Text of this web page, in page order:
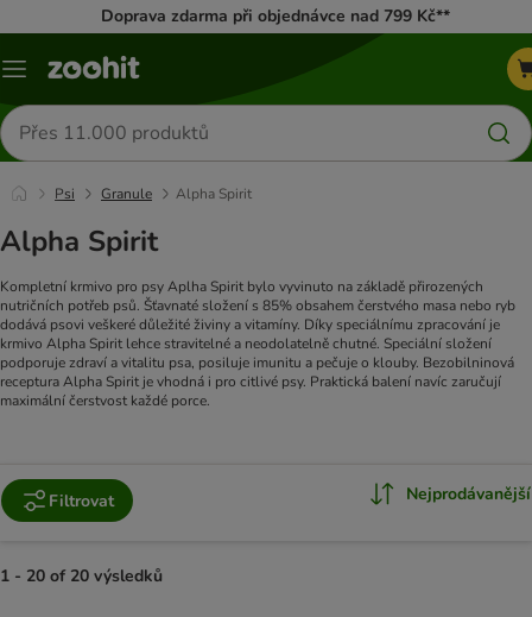
Doprava zdarma při objednávce nad 799 Kč**
Menu
Hledat
produkty
Psi Granule Alpha Spirit
Alpha Spirit
Kompletní krmivo pro psy Aplha Spirit bylo vyvinuto na základě přirozených
nutričních potřeb psů. Šťavnaté složení s 85% obsahem čerstvého masa nebo ryb
dodává psovi veškeré důležité živiny a vitamíny. Díky speciálnímu zpracování je
krmivo Alpha Spirit lehce stravitelné a neodolatelně chutné. Speciální složení
podporuje zdraví a vitalitu psa, posiluje imunitu a pečuje o klouby. Bezobilninová
receptura Alpha Spirit je vhodná i pro citlivé psy. Praktická balení navíc zaručují
maximální čerstvost každé porce.
Filtrovat Nejprodávanější
1 - 20 of 20 výsledků